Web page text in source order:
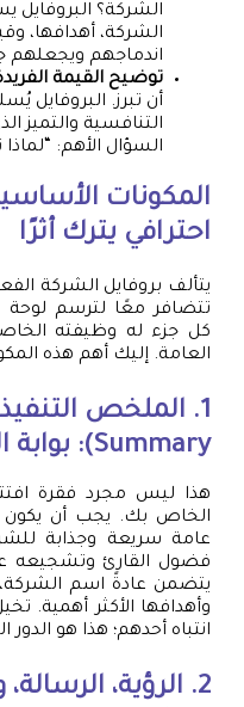
الشركة؟
الشركة، أهدافها،
اندماجهم ويجعلهم
توضيح القيمة
أن تبرز. البروفايل
التنافسية والتميز
السؤال الأهم: “لماذا
المكونات
احترافي يترك أثرًا
يتألف بروفايل الشركة
تتضافر معًا لترسم لوحة
كل جزء له وظيفته
العامة. إليك أهم هذه
Summary): بوابة الاهتمام
هذا ليس مجرد فقرة
الخاص بك. يجب أن يكون
عامة سريعة وجذابة
فضول القارئ وتشجيعه
يتضمن عادةً اسم الشركة،
وأهدافها الأكثر أهمية.
انتباه أحدهم؛ هذا هو